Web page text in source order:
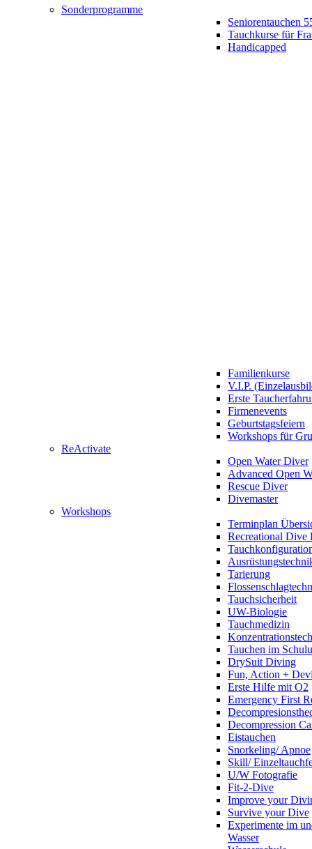
Sonderprogramme
Seniorentauchen
Tauchkurse für
Handicapped
Familienkurse
V.I.P.
Erste
Firmenevents
Geburtstagsfeiern
Workshops für
ReActivate
Open Water Diver
Advanced Open
Rescue Diver
Divemaster
Workshops
Terminplan
Recreational Dive
Tarierung
Tauchsicherheit
UW-Biologie
Tauchmedizin
Tauchen im
DrySuit Diving
Fun, Action +
Erste Hilfe mit O2
Emergency First
Decompression
Eistauchen
Snorkeling/ Apnoe
Skill/
U/W Fotografie
Fit-2-Dive
Improve your
Survive your Dive
Experimente im
Wasser